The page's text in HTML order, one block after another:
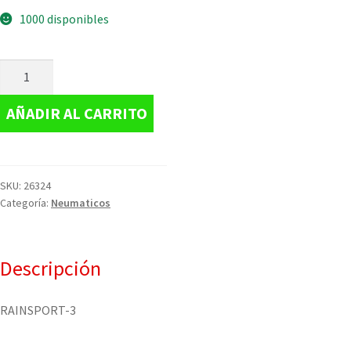
1000 disponibles
AÑADIR AL CARRITO
SKU: 26324
Categoría: Neumaticos
Descripción
RAINSPORT-3